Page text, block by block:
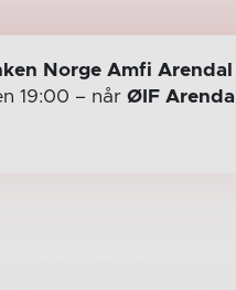
Norge Amfi Arendal
19:00 – når ØIF Arendal